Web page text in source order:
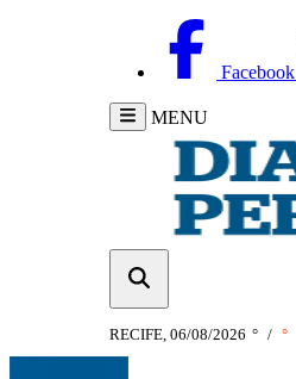
Facebook
MENU
RECIFE, 06/08/2026 ° / °